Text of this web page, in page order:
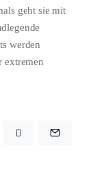
geht sie mit
werden
extremen